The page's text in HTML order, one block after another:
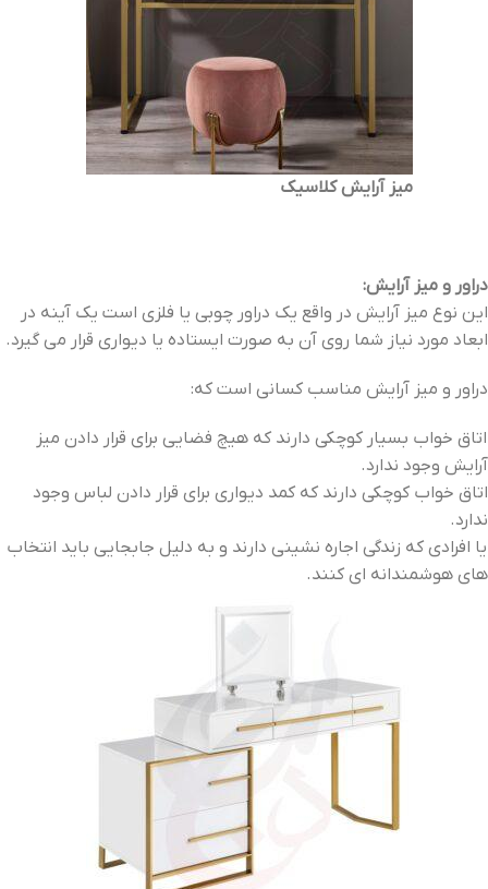
میز آرایش کلاسیک
دراور و میز آرایش:
این نوع میز آرایش در واقع یک دراور چوبی یا فلزی است یک آینه در
ابعاد مورد نیاز شما روی آن به صورت ایستاده یا دیواری قرار می گیرد.
دراور و میز آرایش مناسب کسانی است که:
اتاق خواب بسیار کوچکی دارند که هیچ فضایی برای قرار دادن میز
آرایش وجود ندارد.
اتاق خواب کوچکی دارند که کمد دیواری برای قرار دادن لباس وجود
ندارد.
یا افرادی که زندگی اجاره نشینی دارند و به دلیل جابجایی باید انتخاب
های هوشمندانه ای کنند.